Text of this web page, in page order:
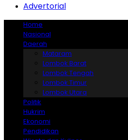
Advertorial
Home
Nasional
Daerah
Mataram
Lombok Barat
Lombok Tengah
Lombok Timur
Lombok Utara
Politik
Hukrim
Ekonomi
Pendidikan